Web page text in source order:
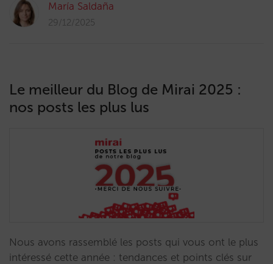
María Saldaña
29/12/2025
Le meilleur du Blog de Mirai 2025 :
nos posts les plus lus
Nous avons rassemblé les posts qui vous ont le plus
intéressé cette année : tendances et points clés sur